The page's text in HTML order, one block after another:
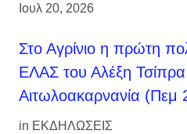
Ιουλ 20, 2026
Στο Αγρίνιο η πρώτη
ΕΛΑΣ του Αλέξη
Αιτωλοακαρνανία (Πεμ
in ΕΚΔΗΛΩΣΕΙΣ